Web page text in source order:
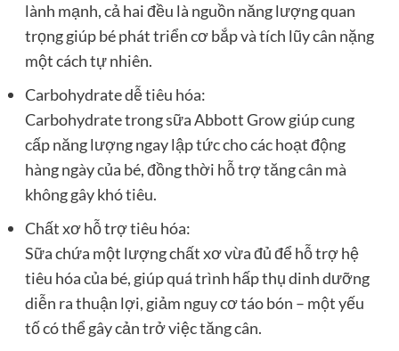
lành mạnh, cả hai đều là nguồn năng lượng quan
trọng giúp bé phát triển cơ bắp và tích lũy cân nặng
một cách tự nhiên.
Carbohydrate dễ tiêu hóa:
Carbohydrate trong sữa Abbott Grow giúp cung
cấp năng lượng ngay lập tức cho các hoạt động
hàng ngày của bé, đồng thời hỗ trợ tăng cân mà
không gây khó tiêu.
Chất xơ hỗ trợ tiêu hóa:
Sữa chứa một lượng chất xơ vừa đủ để hỗ trợ hệ
tiêu hóa của bé, giúp quá trình hấp thụ dinh dưỡng
diễn ra thuận lợi, giảm nguy cơ táo bón – một yếu
tố có thể gây cản trở việc tăng cân.